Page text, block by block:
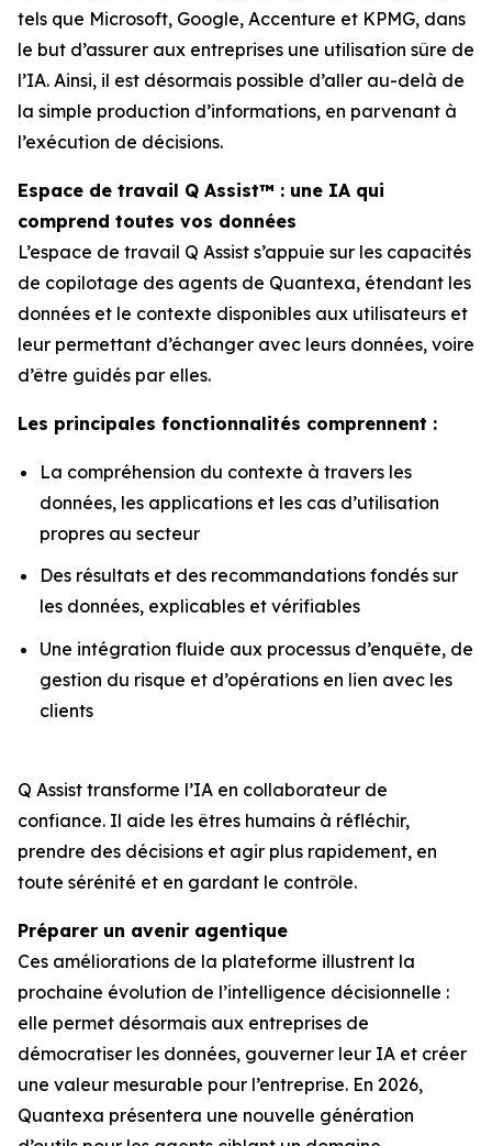
tels que Microsoft, Google, Accenture et KPMG, dans
le but d’assurer aux entreprises une utilisation sûre de
l’IA. Ainsi, il est désormais possible d’aller au-delà de
la simple production d’informations, en parvenant à
l’exécution de décisions.
Espace de travail Q Assist™ : une IA qui
comprend toutes vos données
L’espace de travail Q Assist s’appuie sur les capacités
de copilotage des agents de Quantexa, étendant les
données et le contexte disponibles aux utilisateurs et
leur permettant d’échanger avec leurs données, voire
d’être guidés par elles.
Les principales fonctionnalités comprennent :
La compréhension du contexte à travers les
données, les applications et les cas d’utilisation
propres au secteur
Des résultats et des recommandations fondés sur
les données, explicables et vérifiables
Une intégration fluide aux processus d’enquête, de
gestion du risque et d’opérations en lien avec les
clients
Q Assist transforme l’IA en collaborateur de
confiance. Il aide les êtres humains à réfléchir,
prendre des décisions et agir plus rapidement, en
toute sérénité et en gardant le contrôle.
Préparer un avenir agentique
Ces améliorations de la plateforme illustrent la
prochaine évolution de l’intelligence décisionnelle :
elle permet désormais aux entreprises de
démocratiser les données, gouverner leur IA et créer
une valeur mesurable pour l’entreprise. En 2026,
Quantexa présentera une nouvelle génération